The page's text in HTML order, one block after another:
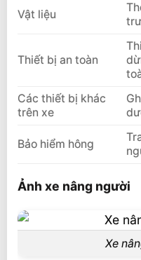
Vật liệu
Thiết bị an toàn
Các thiết bị khác
trên xe
Bảo hiểm hông
Ảnh xe nâng người
Xe